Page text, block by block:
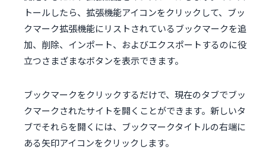
トールしたら、拡張機能アイコンをクリックして、ブッ
クマーク拡張機能にリストされているブックマークを追
加、削除、インポート、およびエクスポートするのに役
立つさまざまなボタンを表示できます。
ブックマークをクリックするだけで、現在のタブでブッ
クマークされたサイトを開くことができます。新しいタ
ブでそれらを開くには、ブックマークタイトルの右端に
ある矢印アイコンをクリックします。